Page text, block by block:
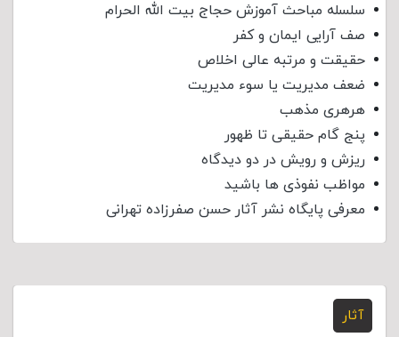
سلسله مباحث آموزش حجاج بیت الله الحرام
صف آرایی ایمان و کفر
حقیقت و مرتبه عالی اخلاص
ضعف مدیریت یا سوء مدیریت
هرهری مذهب
پنج گام حقیقی تا ظهور
ریزش و رویش در دو دیدگاه
مواظب نفوذی‌ ها باشید
معرفی پایگاه نشر آثار حسن صفرزاده تهرانی
آثار